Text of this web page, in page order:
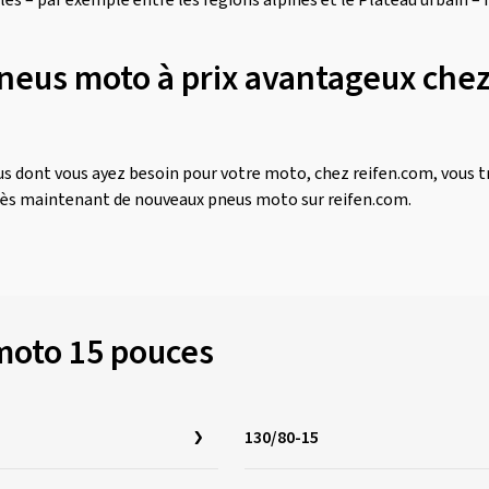
moto à prix avantageux
dont vous ayez besoin pour votre moto, chez reifen.com, vous
maintenant de nouveaux pneus moto sur reifen.com.
15 pouces
130/80-15